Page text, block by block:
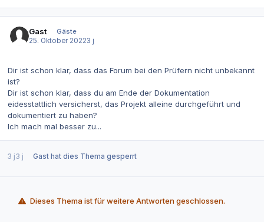
Gast
Gäste
25. Oktober 20223 j
Dir ist schon klar, dass das Forum bei den Prüfern nicht unbekannt
ist?
Dir ist schon klar, dass du am Ende der Dokumentation
eidesstattlich versicherst, das Projekt alleine durchgeführt und
dokumentiert zu haben?
Ich mach mal besser zu...
3 j3 j Gasthat dies Thema gesperrt
Dieses Thema ist für weitere Antworten geschlossen.